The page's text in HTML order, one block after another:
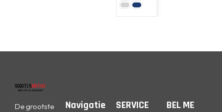
De grootste
Navigatie SERVICE
BEL ME